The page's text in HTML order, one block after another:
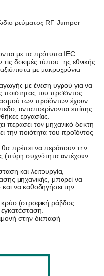
ρεύματος RF Jumper
με τα πρότυπα IEC
δοκιμές τύπου της εθνικής
με μακροχρόνια
με ένεση υγρού για να
ποιότητας του προϊόντος.
των προϊόντων έχουν
ανταποκρίνονται επίσης
εργασίας.
περάσει τον μηχανικό δείκτη
την ποιότητα του προϊόντος
πρέπει να περάσουν την
(πύρη συχνότητα αντέχουν
και λειτουργία,
μηχανικής, μπορεί να
να καθοδηγήσει την
(στροφική ράβδος
εγκατάσταση.
στην διεπαφή